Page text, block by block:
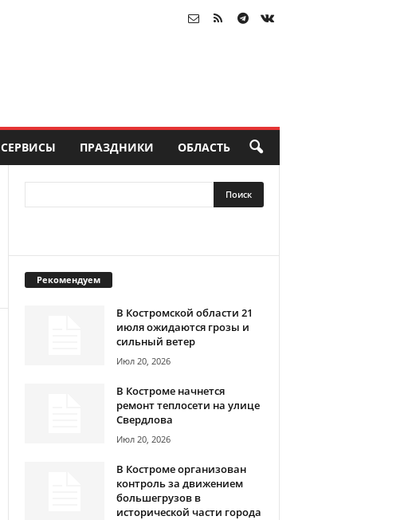
СЕРВИСЫ ПРАЗДНИКИ ОБЛАСТЬ
Рекомендуем
В Костромской области 21
июля ожидаются грозы и
сильный ветер
Июл 20, 2026
В Костроме начнется
ремонт теплосети на улице
Свердлова
Июл 20, 2026
В Костроме организован
контроль за движением
большегрузов в
исторической части города